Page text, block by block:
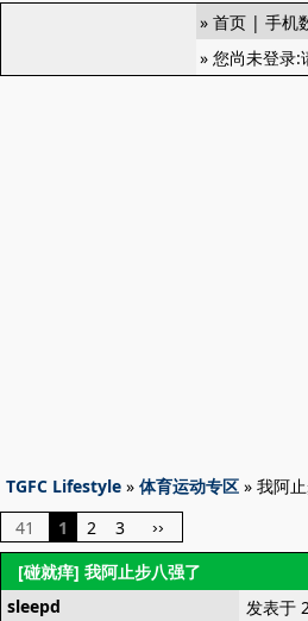
» 首页 | 手机
» 您尚未登录:
TGFC Lifestyle » 体育运动专区 » 我阿
41
1 2 3 ››
[碰就痒] 我阿止步八强了
sleepd
发表于